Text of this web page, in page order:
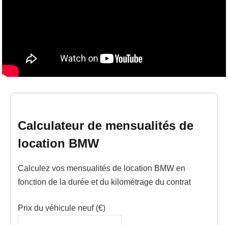
Calculateur de mensualités de
location BMW
Calculez vos mensualités de location BMW en
fonction de la durée et du kilométrage du contrat
Prix du véhicule neuf (€)